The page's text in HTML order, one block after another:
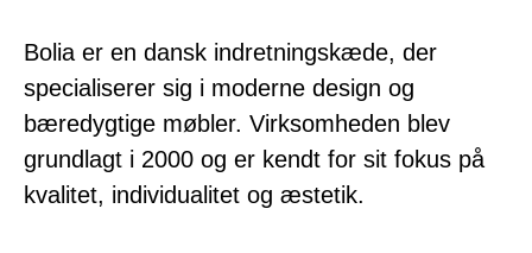
Bolia er en dansk indretningskæde, der
specialiserer sig i moderne design og
bæredygtige møbler. Virksomheden blev
grundlagt i 2000 og er kendt for sit fokus på
kvalitet, individualitet og æstetik.